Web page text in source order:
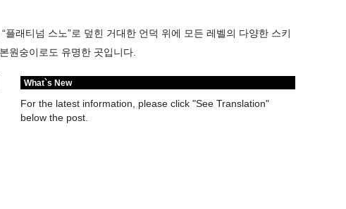
래티넘 스노”로 덮힌 거대한 언덕 위에 모든 레벨의 다양한 스키
원숭이로도 유명한 곳입니다.
What`s New
For the latest information, please click "See Translation"
below the post.